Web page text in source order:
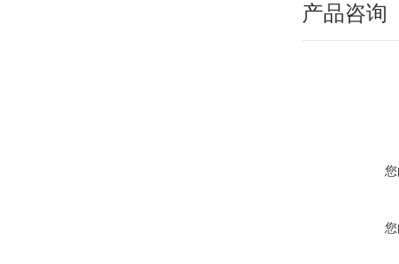
产品咨询